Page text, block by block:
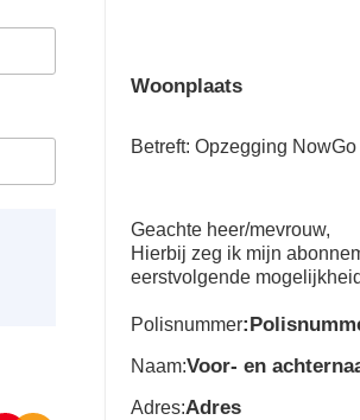
Woonplaats
Betreft: Opzegging
Geachte heer/mevrouw,
Hierbij zeg ik mijn
eerstvolgende
Polisnummer
Naam:Voor- en
Adres:Adres